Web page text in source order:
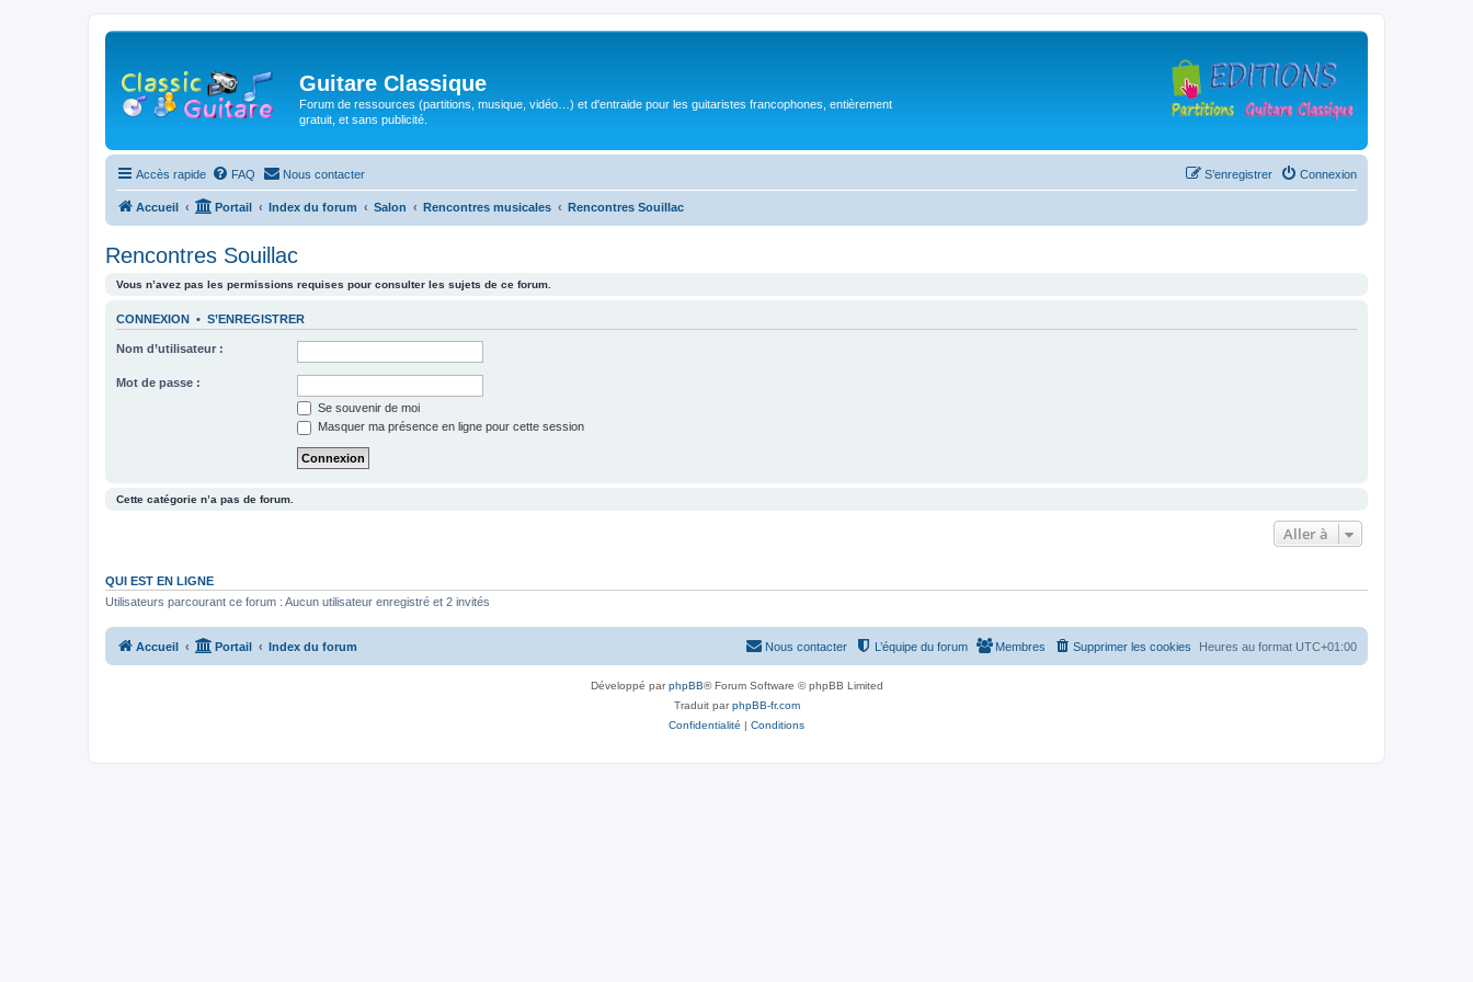
Guitare Classique
Forum de ressources (partitions, musique, vidéo…) et d'entraide pour les guitaristes francophones, entièrement
gratuit, et sans publicité.
Accès rapide FAQ Nous contacter Connexion
S’enregistrer
Accueil Portail Index du forum Salon Rencontres musicales Rencontres Souillac
Rencontres Souillac
Vous n’avez pas les permissions requises pour consulter les sujets de ce forum.
CONNEXION • S’ENREGISTRER
Nom d’utilisateur :
Mot de passe :
Se souvenir de moi
Masquer ma présence en ligne pour cette session
Cette catégorie n’a pas de forum.
Aller à
QUI EST EN LIGNE
Utilisateurs parcourant ce forum : Aucun utilisateur enregistré et 2 invités
Accueil Portail Index du forum Heures au format UTC+01:00
Supprimer les cookies
Membres
L’équipe du forum
Nous contacter
Développé parphpBB® Forum Software © phpBB Limited
Traduit parphpBB-fr.com
Confidentialité | Conditions